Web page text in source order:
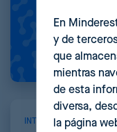
INTELIGENCIA
En
y de
que
mientras
de esta
diversa,
la página